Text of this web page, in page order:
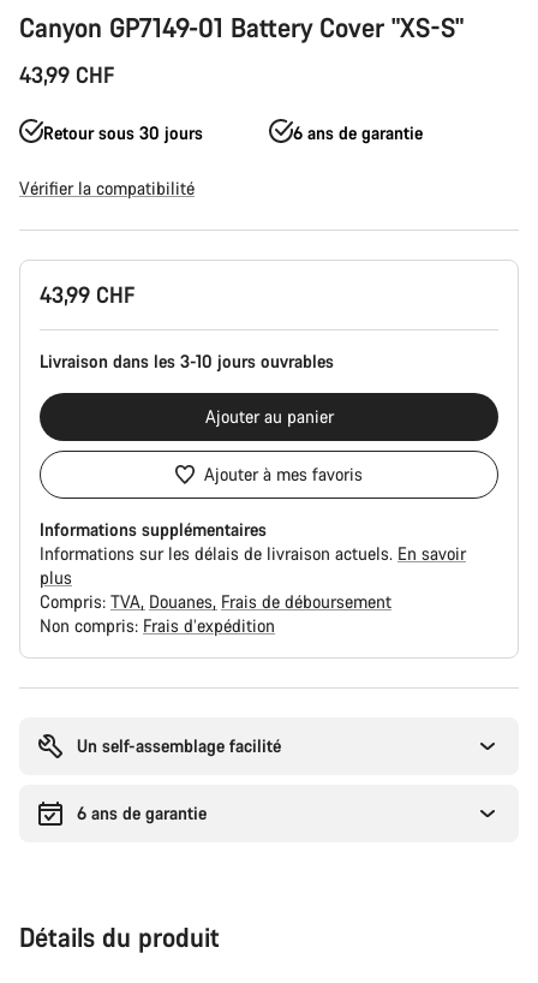
Canyon GP7149-01 Battery Cover "XS-S"
43,99 CHF
Retour sous 30 jours 6 ans de garantie
Vérifier la compatibilité
Configuration
43,99 CHF
Livraison dans les 3-10 jours ouvrables
Ajouter au panier
Ajouter à mes favoris
Informations supplémentaires
Informations sur les délais de livraison actuels. En savoir
plus
Compris: TVA Douanes Frais de déboursement
Non compris: Frais d’expédition
Un self-assemblage facilité
6 ans de garantie
Détails du produit